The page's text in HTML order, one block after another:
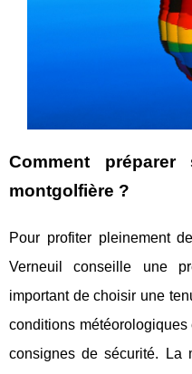
Comment
montgolfière ?
Pour profiter pleinement
Verneuil conseille une
important de choisir une
conditions
consignes de sécurité. La